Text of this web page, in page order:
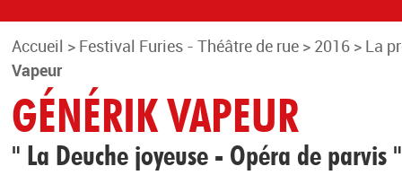
Accueil > Festival Furies - Théâtre de rue > 2016 > La
Vapeur
GÉNÉRIK VAPEUR
" La Deuche joyeuse - Opéra de parvis "